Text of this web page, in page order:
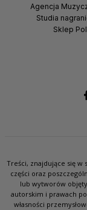
Agencja
Studia
Sklep
Treści, znajdujące się w
części oraz
lub wytworów
autorskim i prawach
własności